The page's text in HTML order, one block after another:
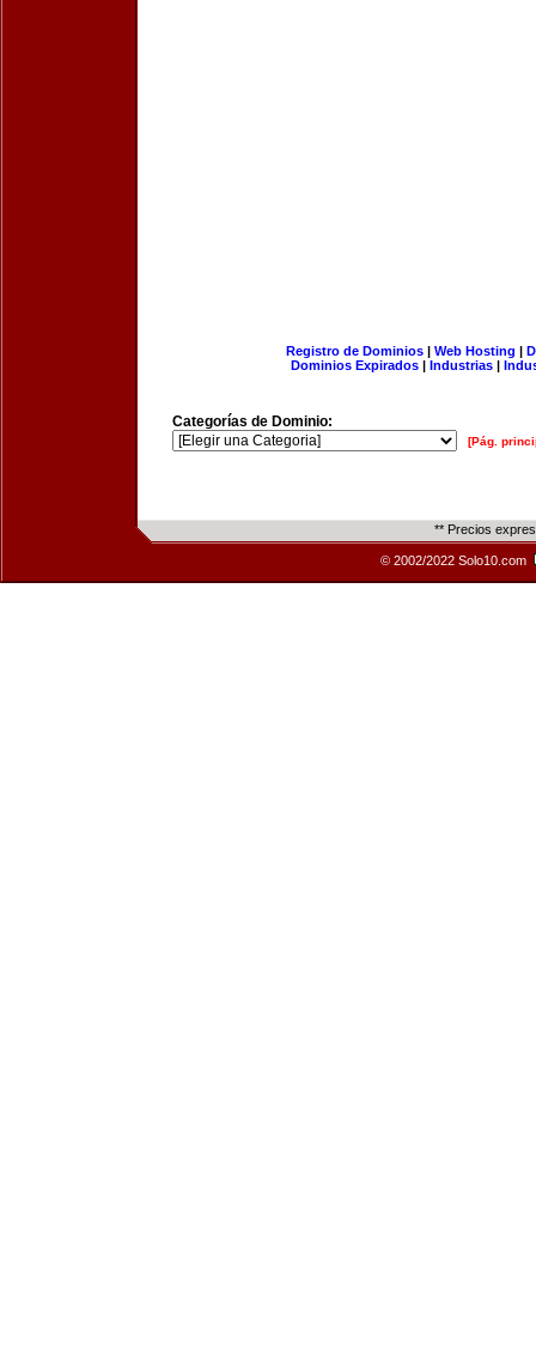
Registro de Dominios| Web Hosting |
Dominios Expirados | Industrias |
Categorías de Dominio:
[Pág.
** Precios
© 2002/2022 Solo10.com